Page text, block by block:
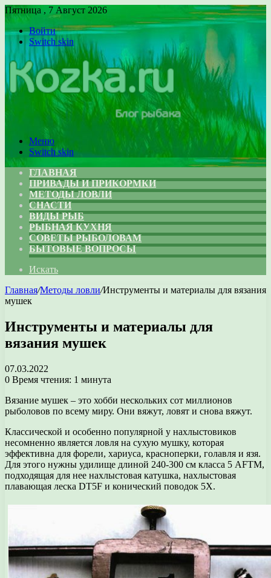
Пятница , 7 Август 2026
Войти
Switch skin
Меню
Switch skin
ГЛАВНАЯ
ПРИВАДЫ И ПРИКОРМКИ
МЕТОДЫ ЛОВЛИ
СНАСТИ
ВИДЫ РЫБ
РЫБНАЯ КУХНЯ
СОВЕТЫ РЫБОЛОВАМ
БЫТОВЫЕ ВОПРОСЫ
Искать
Главная/Методы ловли/Инструменты и материалы для вязания
мушек
Инструменты и материалы для
вязания мушек
07.03.2022
0 Время чтения: 1 минута
Вязание мушек – это хобби нескольких сот миллионов
рыболовов по всему миру. Они вяжут, ловят и снова вяжут.
Классической и особенно популярной у нахлыстовиков
несомненно является ловля на сухую мушку, которая
эффективна для форели, хариуса, красноперки, голавля и язя.
Для этого нужны удилище длиной 240-300 см класса 5 AFTM,
подходящая для нее нахлыстовая катушка, нахлыстовая
плавающая леска DT5F и конический поводок 5Х.